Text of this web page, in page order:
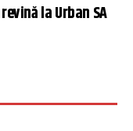
la Urban SA